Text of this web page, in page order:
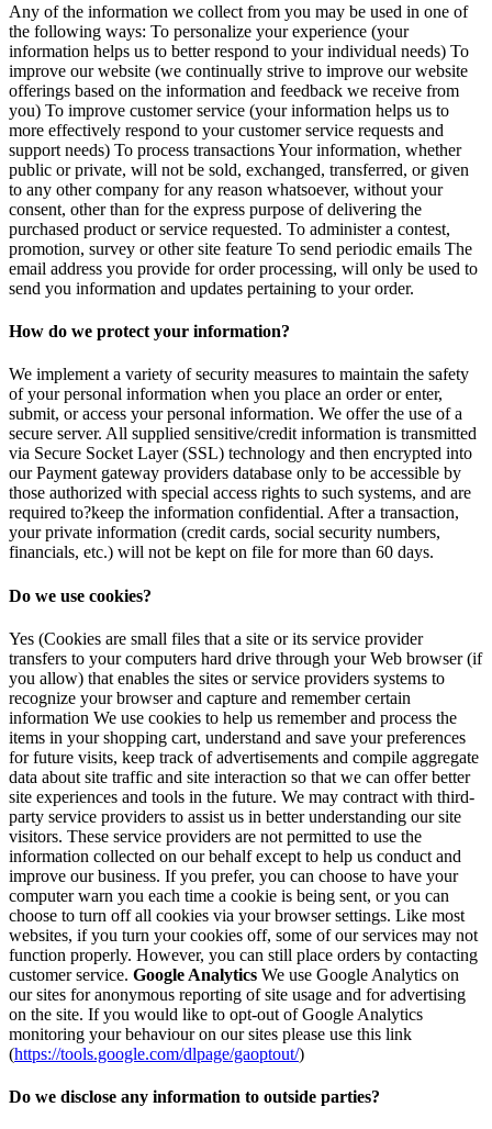
Any of the information we collect from you may be used in one of
the following ways: To personalize your experience (your
information helps us to better respond to your individual needs) To
improve our website (we continually strive to improve our website
offerings based on the information and feedback we receive from
you) To improve customer service (your information helps us to
more effectively respond to your customer service requests and
support needs) To process transactions Your information, whether
public or private, will not be sold, exchanged, transferred, or given
to any other company for any reason whatsoever, without your
consent, other than for the express purpose of delivering the
purchased product or service requested. To administer a contest,
promotion, survey or other site feature To send periodic emails The
email address you provide for order processing, will only be used to
send you information and updates pertaining to your order.
How do we protect your information?
We implement a variety of security measures to maintain the safety
of your personal information when you place an order or enter,
submit, or access your personal information. We offer the use of a
secure server. All supplied sensitive/credit information is transmitted
via Secure Socket Layer (SSL) technology and then encrypted into
our Payment gateway providers database only to be accessible by
those authorized with special access rights to such systems, and are
required to?keep the information confidential. After a transaction,
your private information (credit cards, social security numbers,
financials, etc.) will not be kept on file for more than 60 days.
Do we use cookies?
Yes (Cookies are small files that a site or its service provider
transfers to your computers hard drive through your Web browser (if
you allow) that enables the sites or service providers systems to
recognize your browser and capture and remember certain
information We use cookies to help us remember and process the
items in your shopping cart, understand and save your preferences
for future visits, keep track of advertisements and compile aggregate
data about site traffic and site interaction so that we can offer better
site experiences and tools in the future. We may contract with third-
party service providers to assist us in better understanding our site
visitors. These service providers are not permitted to use the
information collected on our behalf except to help us conduct and
improve our business. If you prefer, you can choose to have your
computer warn you each time a cookie is being sent, or you can
choose to turn off all cookies via your browser settings. Like most
websites, if you turn your cookies off, some of our services may not
function properly. However, you can still place orders by contacting
customer service. Google Analytics We use Google Analytics on
our sites for anonymous reporting of site usage and for advertising
on the site. If you would like to opt-out of Google Analytics
monitoring your behaviour on our sites please use this link
(https://tools.google.com/dlpage/gaoptout/)
Do we disclose any information to outside parties?